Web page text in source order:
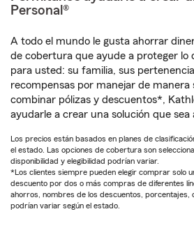
Personal®
A todo el mundo le gusta ahorrar
de cobertura que ayude a proteger lo
para usted: su familia, sus
recompensas por manejar de manera
combinar pólizas y descuentos*,
ayudarle a crear una solución que
Los precios están basados en planes de
el estado. Las opciones de cobertura son
disponibilidad y elegibilidad podrían variar.
*Los clientes siempre pueden elegir comprar solo
descuento por dos o más compras de diferentes
ahorros, nombres de los descuentos, porcentajes,
podrían variar según el estado.